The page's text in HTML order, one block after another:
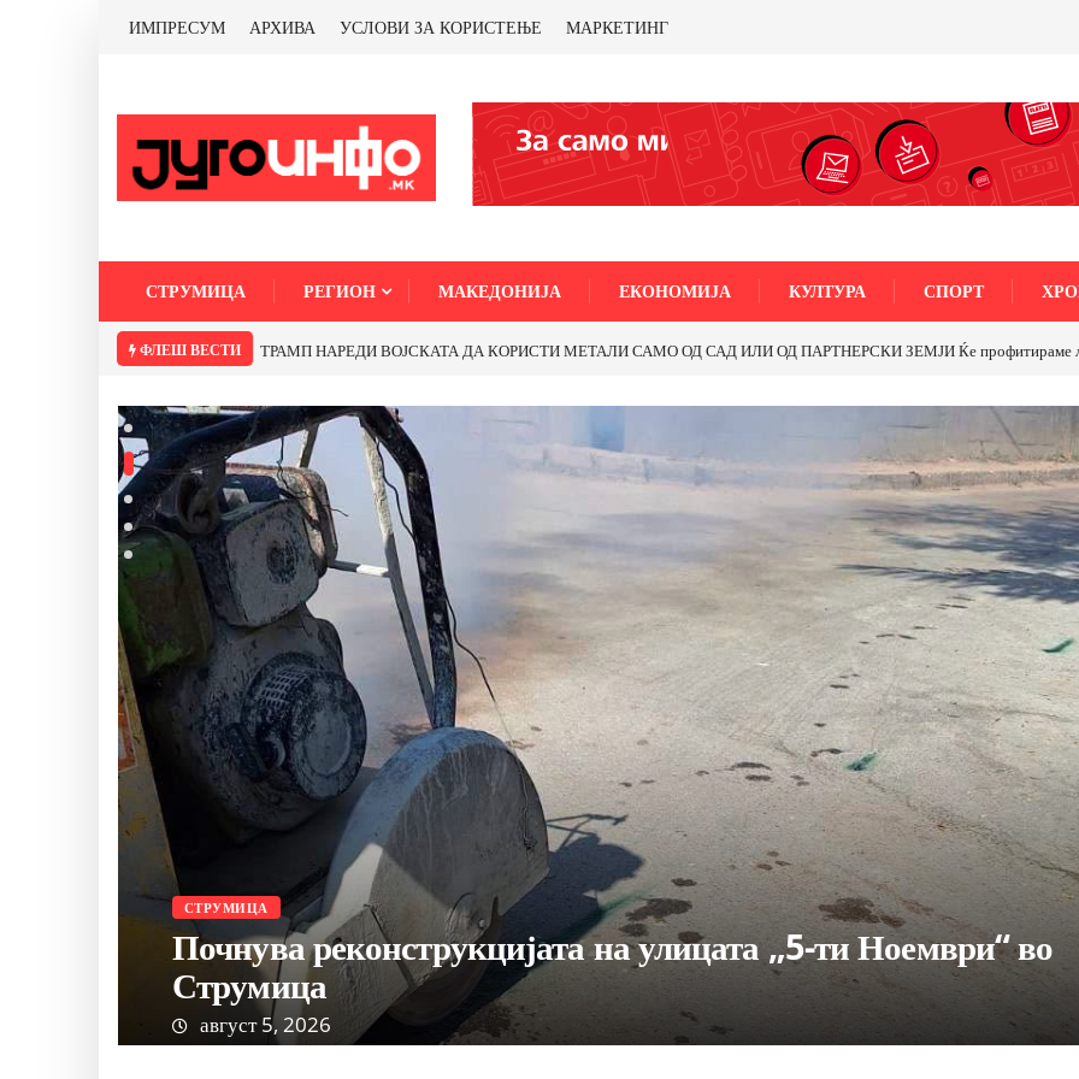
ИМПРЕСУМ АРХИВА УСЛОВИ ЗА КОРИСТЕЊЕ МАРКЕТИНГ
СТРУМИЦА РЕГИОН МАКЕДОНИЈА ЕКОНОМИЈА КУЛТУРА СПОРТ
ФЛЕШ ВЕСТИ Почнува реконструкцијата на улицата „5-ти Ноември“ во Струмица
КУЛТУРА СТРУМИЦА
Отворено 21. издание на „Астерфест“ во Струмица:
Наградата „Астер“ ѝ припадна на Синоличка Трпкова
август 5, 2026